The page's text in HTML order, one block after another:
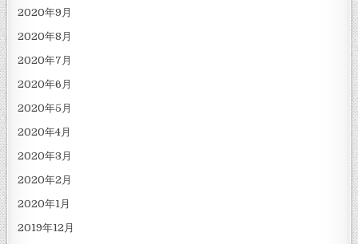
2020年9月
2020年8月
2020年7月
2020年6月
2020年5月
2020年4月
2020年3月
2020年2月
2020年1月
2019年12月